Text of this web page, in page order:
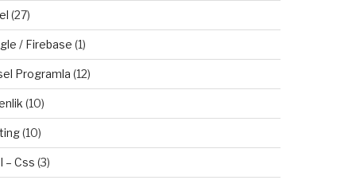
(27)
/ Firebase (1)
Programla (12)
(10)
(10)
– Css (3)